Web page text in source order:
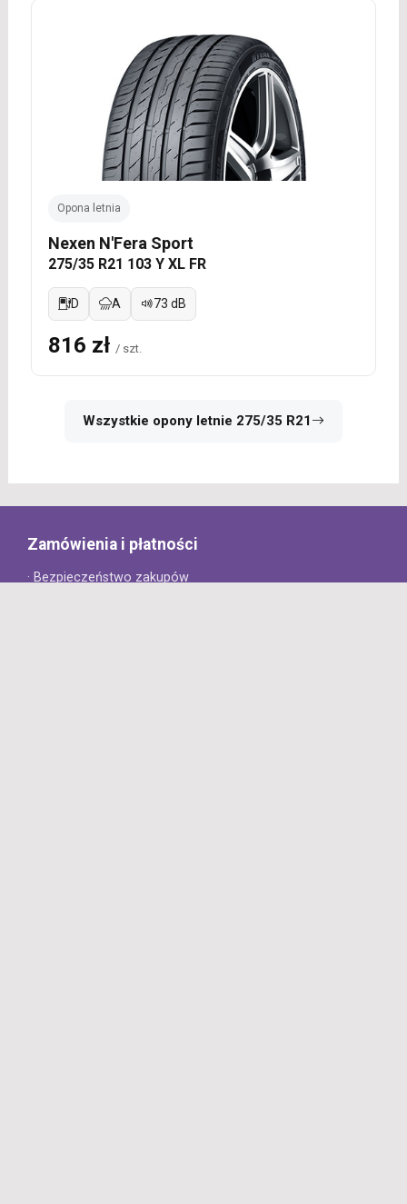
Opona letnia
Nexen N'Fera Sport
275/35 R21 103 Y XL FR
D A 73 dB
816 zł / szt.
Wszystkie opony letnie 275/35 R21
Zamówienia i płatności
· Bezpieczeństwo zakupów